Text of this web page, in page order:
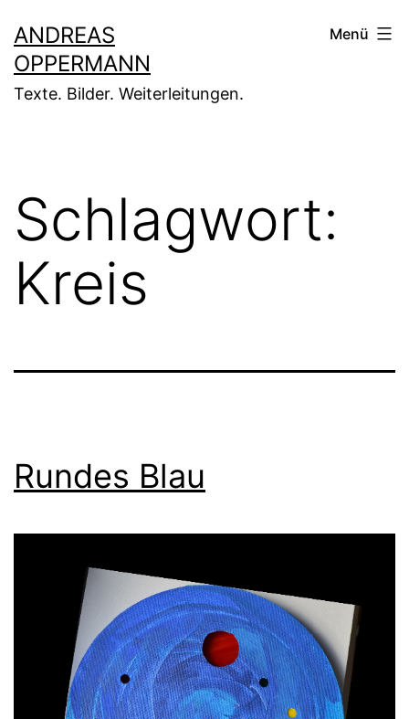
Inhalt
springen
ANDREAS
OPPERMANN
Texte. Bilder. Weiterleitungen.
Menü
Schlagwort:
Kreis
Rundes Blau